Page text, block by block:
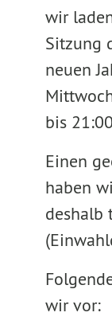
wir
Sitzung
neuen
bis
Einen
haben
deshalb
wir vor: